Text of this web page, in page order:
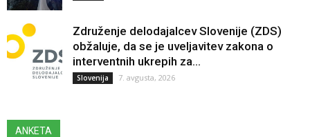
Združenje delodajalcev Slovenije (ZDS)
obžaluje, da se je uveljavitev zakona o
interventnih ukrepih za...
Slovenija 7. avgusta, 2026
ANKETA